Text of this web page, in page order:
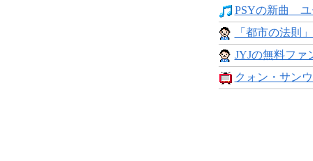
PSYの新曲 ユ
「都市の法則
JYJの無料ファ
クォン・サン